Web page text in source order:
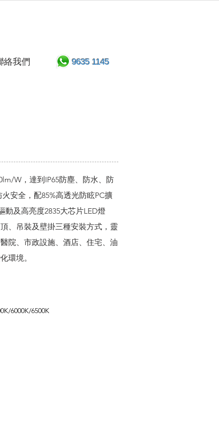
絡我們 9635 1145
W，達到IP65防塵、防水、防
安全，配85%高透光防眩PC擴
動及高亮度2835大芯片LED燈
、吊裝及壁掛三種安裝方式，靈
院、市政設施、酒店、住宅、油
環境。
6000K/6500K